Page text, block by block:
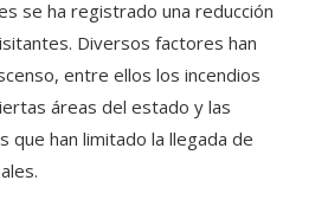
se ha registrado una reducción
Diversos factores han
entre ellos los incendios
áreas del estado y las
que han limitado la llegada de